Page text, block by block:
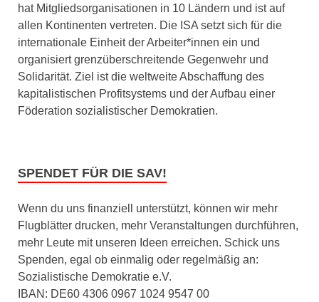
hat Mitgliedsorganisationen in 10 Ländern und ist auf
allen Kontinenten vertreten. Die ISA setzt sich für die
internationale Einheit der Arbeiter*innen ein und
organisiert grenzüberschreitende Gegenwehr und
Solidarität. Ziel ist die weltweite Abschaffung des
kapitalistischen Profitsystems und der Aufbau einer
Föderation sozialistischer Demokratien.
SPENDET FÜR DIE SAV!
Wenn du uns finanziell unterstützt, können wir mehr
Flugblätter drucken, mehr Veranstaltungen durchführen,
mehr Leute mit unseren Ideen erreichen. Schick uns
Spenden, egal ob einmalig oder regelmäßig an:
Sozialistische Demokratie e.V.
IBAN: DE60 4306 0967 1024 9547 00